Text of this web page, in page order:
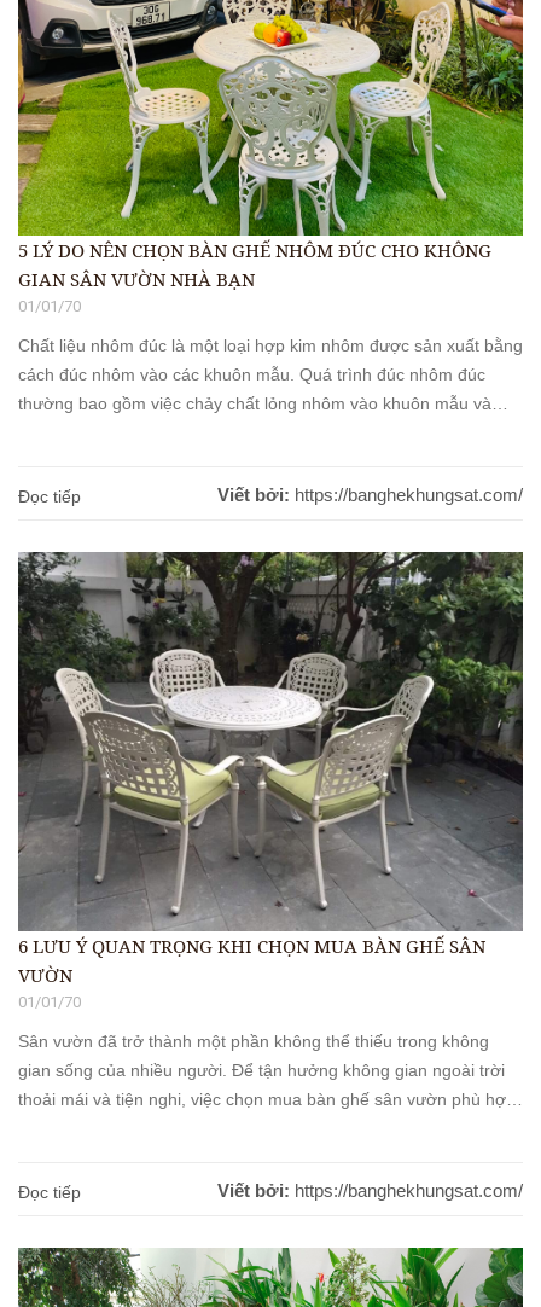
5 LÝ DO NÊN CHỌN BÀN GHẾ NHÔM ĐÚC CHO KHÔNG
GIAN SÂN VƯỜN NHÀ BẠN
01/01/70
Chất liệu nhôm đúc là một loại hợp kim nhôm được sản xuất bằng
cách đúc nhôm vào các khuôn mẫu. Quá trình đúc nhôm đúc
thường bao gồm việc chảy chất lỏng nhôm vào khuôn mẫu và
Đọc tiếp
Viết bởi: https://banghekhungsat.com/
6 LƯU Ý QUAN TRỌNG KHI CHỌN MUA BÀN GHẾ SÂN
VƯỜN
01/01/70
Sân vườn đã trở thành một phần không thể thiếu trong không
gian sống của nhiều người. Để tận hưởng không gian ngoài trời
thoải mái và tiện nghi, việc chọn mua bàn ghế sân vườn phù hợp
Đọc tiếp
Viết bởi: https://banghekhungsat.com/